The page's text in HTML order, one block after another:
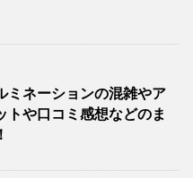
ミネーションの混雑やア
トや口コミ感想などのま